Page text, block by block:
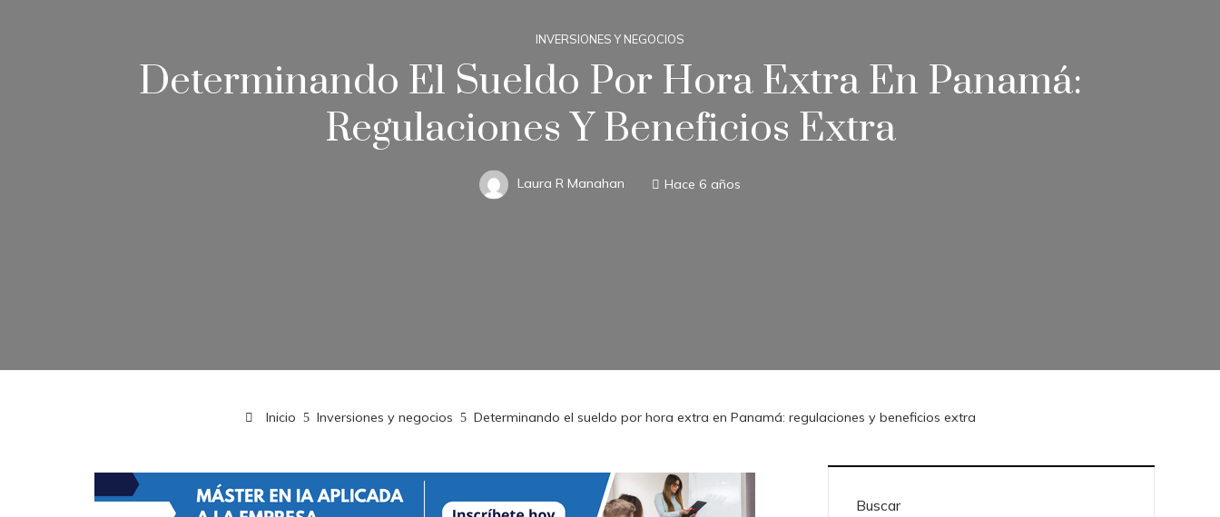
INVERSIONES Y NEGOCIOS
Determinando El Sueldo Por Hora Extra En Panamá:
Regulaciones Y Beneficios Extra
Laura R Manahan Hace 6 años
Inicio Inversiones y negocios Determinando el sueldo por hora extra en Panamá: regulaciones y beneficios extra
Buscar